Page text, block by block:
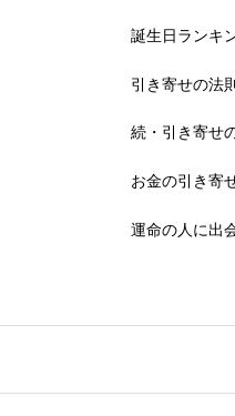
誕生日ランキ
引き寄せの法則
続・引き寄せ
お金の引き寄
運命の人に出